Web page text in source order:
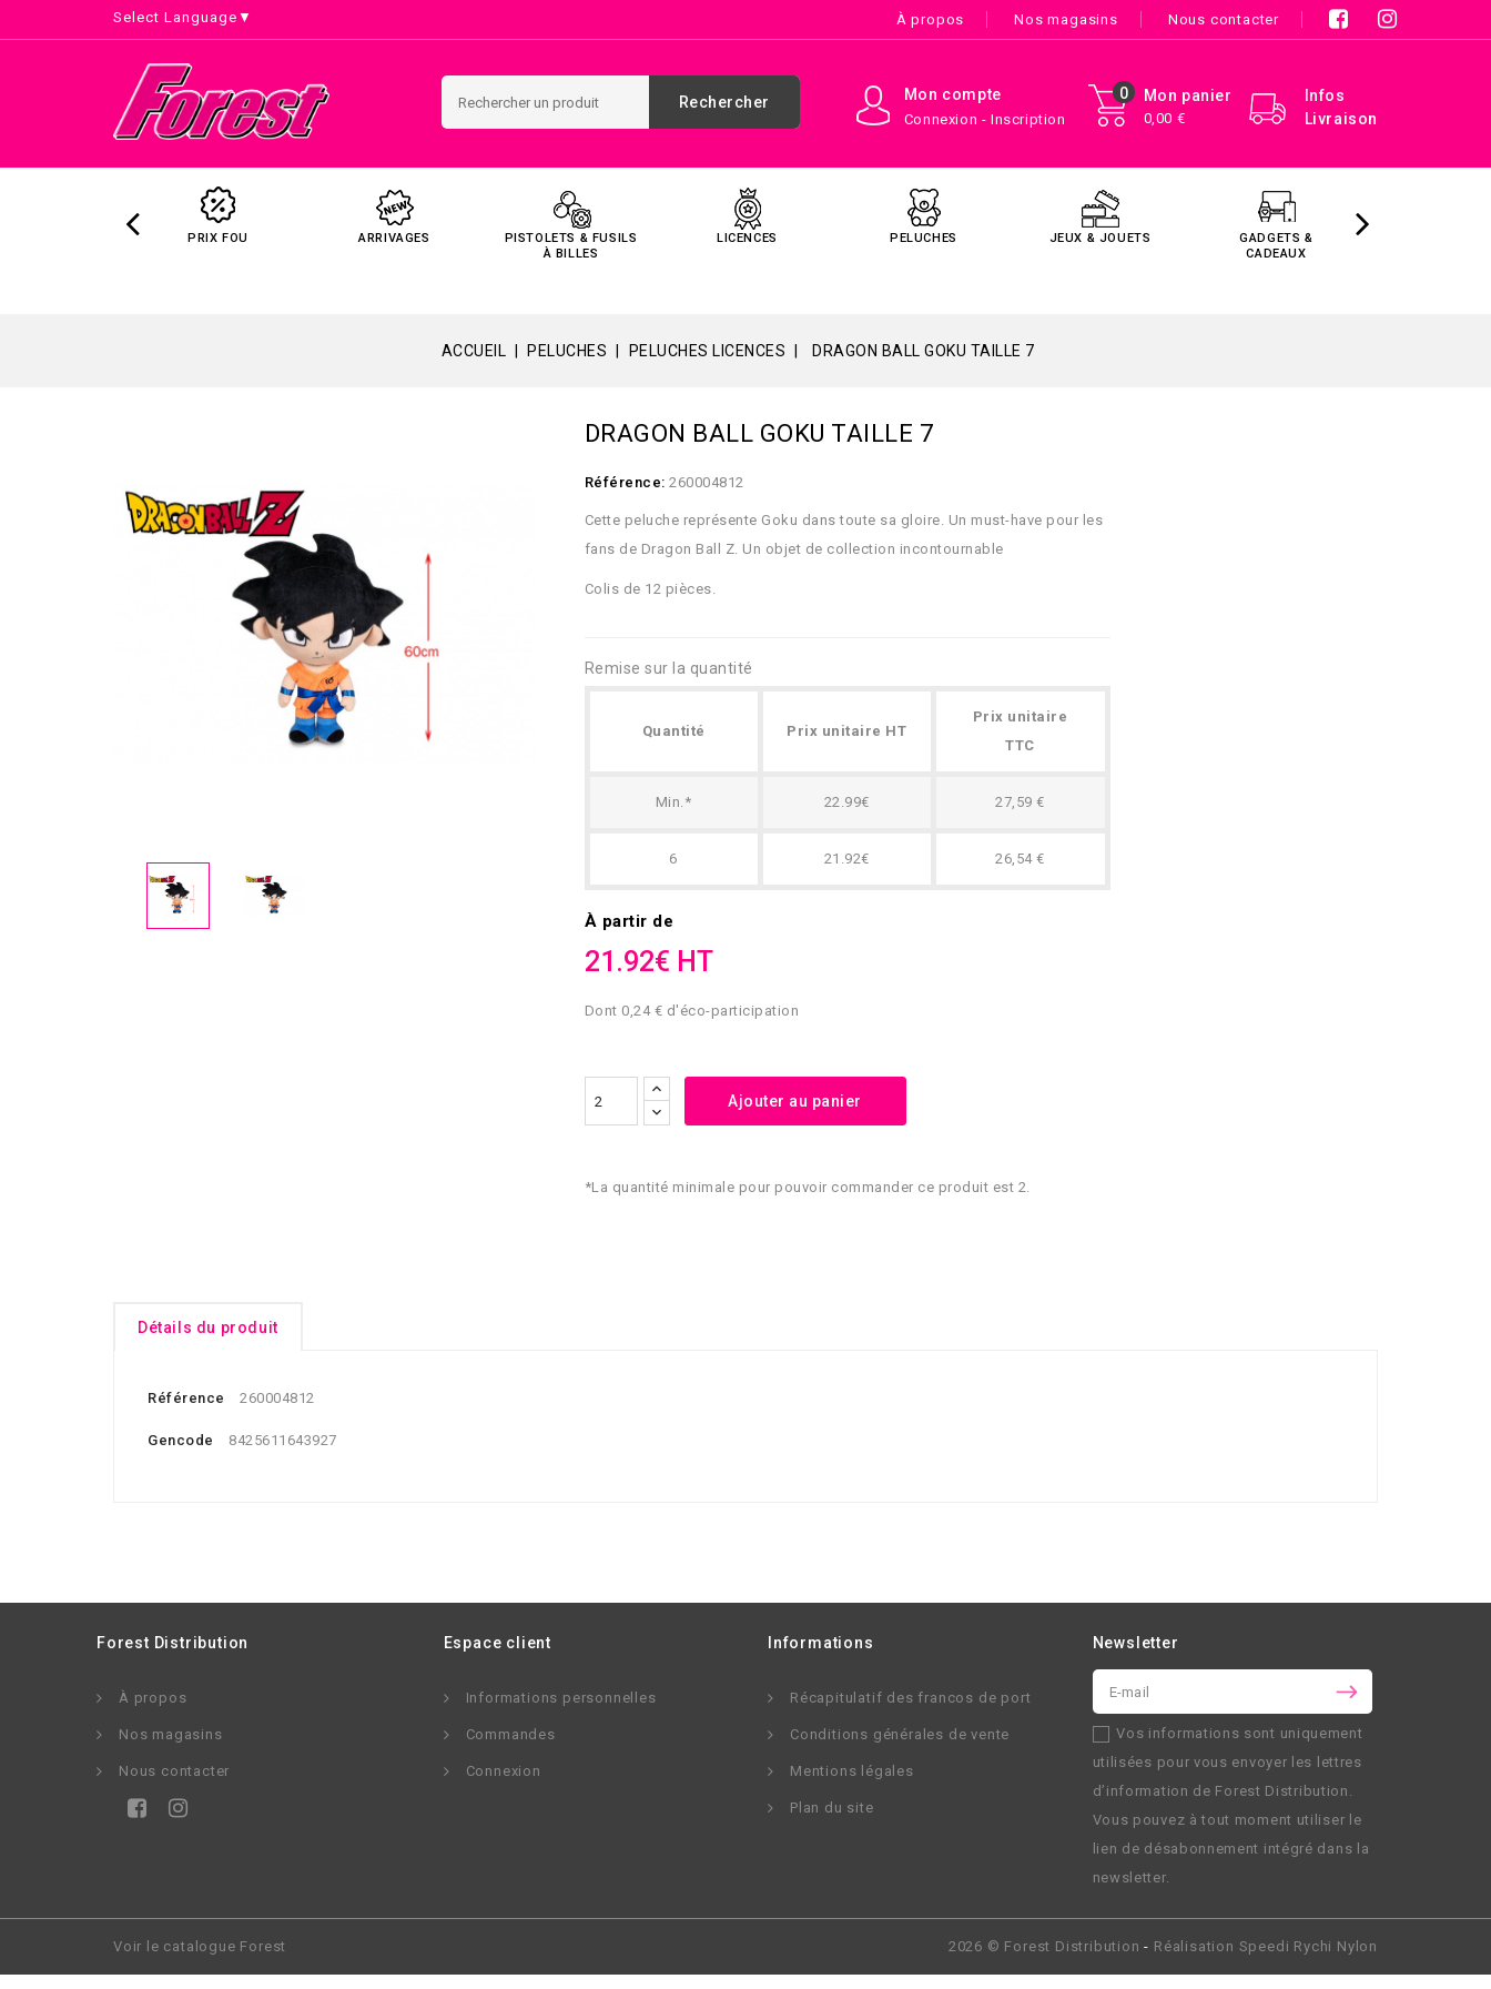
Select Language ▼ À propos Nos magasins Nous contacter
Infos
Livraison
Mon panier
0,00 €
0
Mon compte
Connexion - Inscription
Rechercher
PRIX FOU ARRIVAGES
PISTOLETS & FUSILS
À BILLES
LICENCES PELUCHES JEUX & JOUETS
GADGETS &
CADEAUX
ACCUEIL PELUCHES PELUCHES LICENCES DRAGON BALL GOKU TAILLE 7
DRAGON BALL GOKU TAILLE 7
Référence: 260004812
Cette peluche représente Goku dans toute sa gloire. Un must-have pour les
fans de Dragon Ball Z. Un objet de collection incontournable
Colis de 12 pièces.
Remise sur la quantité
Quantité Prix unitaire HT
Prix unitaire
TTC
Min.* 22.99€ 27,59 €
6 21.92€ 26,54 €
À partir de
21.92€ HT
Dont 0,24 € d'éco-participation
Ajouter au panier
*La quantité minimale pour pouvoir commander ce produit est 2.
Détails du produit
Référence 260004812
Gencode 8425611643927
Forest Distribution
À propos
Nos magasins
Nous contacter
Espace client
Informations personnelles
Commandes
Connexion
Informations
Récapitulatif des francos de port
Conditions générales de vente
Mentions légales
Plan du site
Newsletter
Vos informations sont uniquement
utilisées pour vous envoyer les lettres
d’information de Forest Distribution .
Vous pouvez à tout moment utiliser le
lien de désabonnement intégré dans la
newsletter.
Voir le catalogue Forest 2026 © Forest Distribution - Réalisation Speedi Rychi Nylon